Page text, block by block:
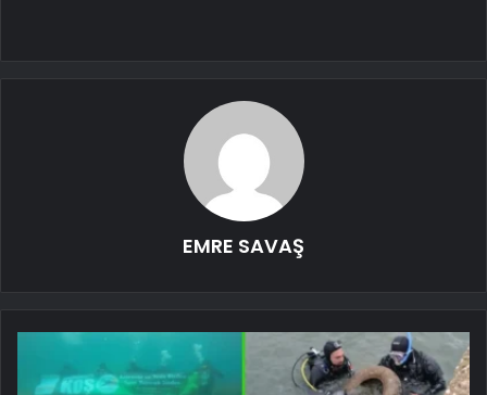
EMRE SAVAŞ